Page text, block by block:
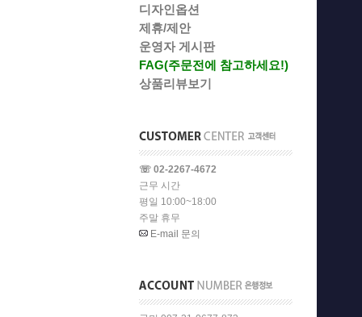
디자인옵션
제휴/제안
운영자 게시판
FAG(주문전에 참고하세요!)
상품리뷰보기
☏ 02-2267-4672
근무 시간
평일 10:00~18:00
주말 휴무
E-mail 문의